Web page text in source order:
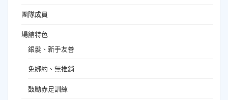
團隊成員
場館特色
銀髮、新手友善
免綁約、無推銷
鼓勵赤足訓練